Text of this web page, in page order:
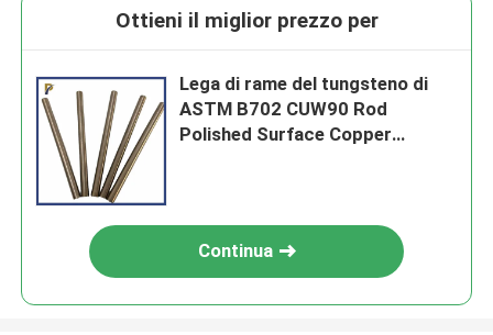
Ottieni il miglior prezzo per
Lega di rame del tungsteno di
ASTM B702 CUW90 Rod
Polished Surface Copper
Continua